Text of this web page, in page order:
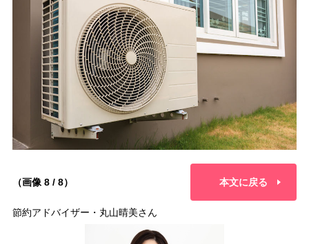
（画像 8 / 8） 本文に戻る
節約アドバイザー・丸山晴美さん